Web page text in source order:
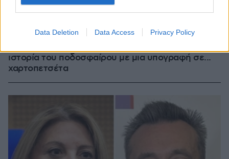
Data Deletion Data Access Privacy Policy
Χόρχε Μέσι: Ο εργάτης από το Ροσάριο που πήρε
ιστορία του ποδοσφαίρου με μια υπογραφή σε...
χαρτοπετσέτα